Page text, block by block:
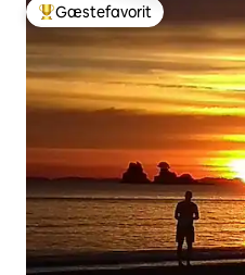
Bedste gæstefavorit
Gæstefavorit